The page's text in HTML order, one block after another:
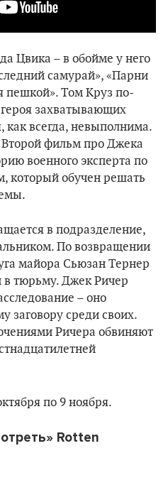
Цвика – в обойме у него
самурай», «Парни
пешкой». Том Круз по-
захватывающих
всегда, невыполнима.
фильм про Джека
военного эксперта по
который обучен решать
в подразделение,
По возвращении
майора Сьюзан Тернер
в тюрьму. Джек Ричер
– оно
заговору среди своих.
Ричера обвиняют
по 9 ноября.
Rotten